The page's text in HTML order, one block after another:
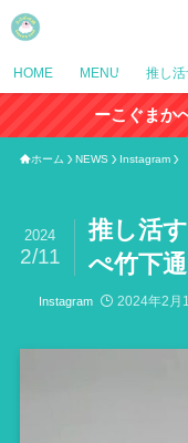
HOME MENU 推し
ーこぐまか
ホーム NEWS Instagram
推し活
ぺ竹下
2024
2/11
Instagram 2024年2月